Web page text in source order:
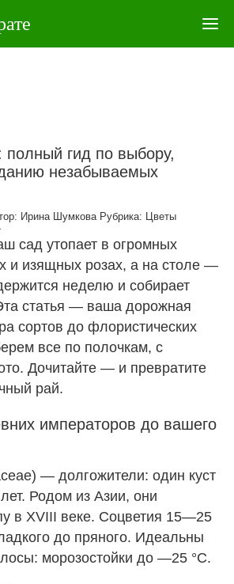
гид по выбору,
незабываемых
Ирина Шумкова Рубрика:
Цветы
сад утопает в огромных
и изящных розах, а на столе —
неделю и собирает
статья — ваша дорожная
сортов до флористических
все по полочкам, с
Дочитайте — и превратите
рай.
императоров до вашего
— долгожители: один куст
Родом из Азии, они
в XVIII веке. Соцветия 15—25
до пряного. Идеальны
морозостойки до —25 °C.